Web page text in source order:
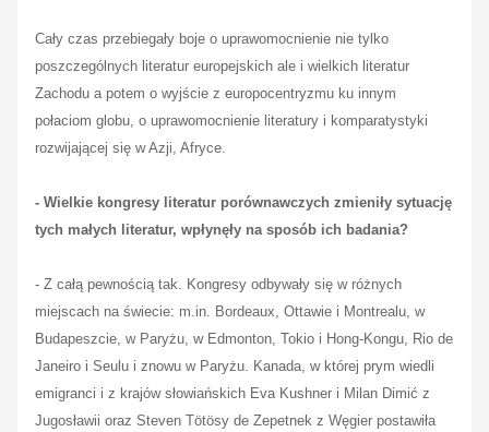
Cały czas przebiegały boje o uprawomocnienie nie tylko
poszczególnych literatur europejskich ale i wielkich literatur
Zachodu a potem o wyjście z europocentryzmu ku innym
połaciom globu, o uprawomocnienie literatury i komparatystyki
rozwijającej się w Azji, Afryce.
- Wielkie kongresy literatur porównawczych zmieniły sytuację
tych małych literatur, wpłynęły na sposób ich badania?
- Z całą pewnością tak. Kongresy odbywały się w różnych
miejscach na świecie: m.in. Bordeaux, Ottawie i Montrealu, w
Budapeszcie, w Paryżu, w Edmonton, Tokio i Hong-Kongu, Rio de
Janeiro i Seulu i znowu w Paryżu. Kanada, w której prym wiedli
emigranci i z krajów słowiańskich Eva Kushner i Milan Dimić z
Jugosławii oraz Steven Tötösy de Zepetnek z Węgier postawiła